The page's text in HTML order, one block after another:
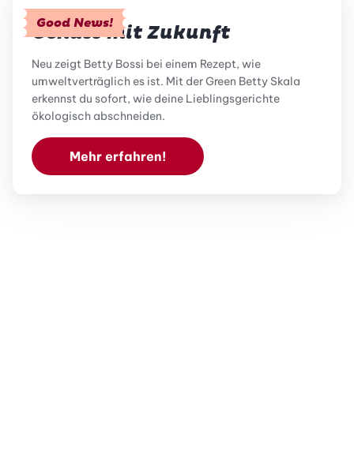
Good News!
Genuss mit Zukunft
Neu zeigt Betty Bossi bei einem Rezept, wie
umweltverträglich es ist. Mit der Green Betty Skala
erkennst du sofort, wie deine Lieblingsgerichte
ökologisch abschneiden.
Mehr erfahren!